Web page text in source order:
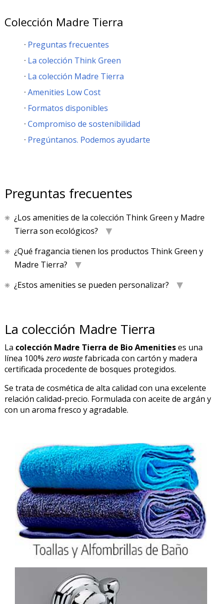
PRODUCTO AÑADIDO AL CARRITO
Colección Madre Tierra
Preguntas frecuentes
La colección Think Green
La colección Madre Tierra
Amenities Low Cost
Formatos disponibles
Compromiso de sostenibilidad
Pregúntanos. Podemos ayudarte
Preguntas frecuentes
¿Los amenities de la colección Think Green y Madre
Tierra son ecológicos?
¿Qué fragancia tienen los productos Think Green y
Madre Tierra?
¿Estos amenities se pueden personalizar?
La colección Madre Tierra
La colección Madre Tierra de Bio Amenitieses una
línea 100%zero wastefabricada con cartón y madera
certificada procedente de bosques protegidos.
Se trata de cosmética de alta calidad con una excelente
relación calidad-precio. Formulada con aceite de argán y
con un aroma fresco y agradable.